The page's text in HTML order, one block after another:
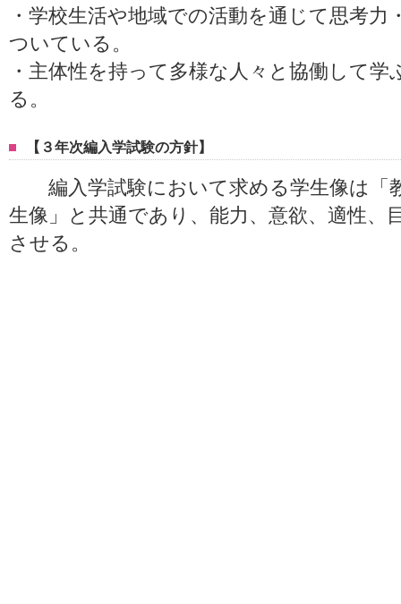
・学校生活や地域での活動を通じて思考力
ついている。
・主体性を持って多様な人々と協働して
る。
【３年次編入学試験の方針】
編入学試験において求める学生像は「
生像」と共通であり、能力、意欲、適性、
させる。